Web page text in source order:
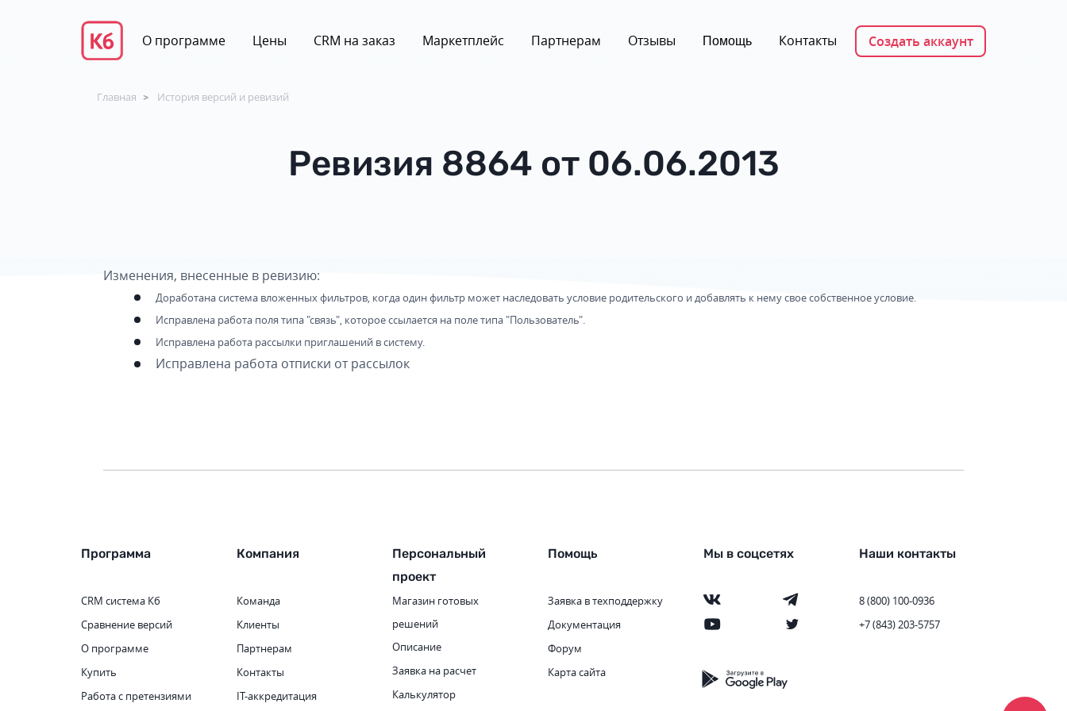
О программе Цены CRM на заказ Маркетплейс Партнерам Отзывы Помощь Контакты Создать аккаунт
Главная > История версий и ревизий
Ревизия 8864 от 06.06.2013
Изменения, внесенные в ревизию:
Доработана система вложенных фильтров, когда один фильтр может наследовать условие родительского и добавлять к нему свое собственное условие.
Исправлена работа поля типа "связь", которое ссылается на поле типа "Пользователь".
Исправлена работа рассылки приглашений в систему.
Исправлена работа отписки от рассылок
Программа
CRM система Кб
Сравнение версий
О программе
Купить
Работа с претензиями
Компания
Команда
Клиенты
Партнерам
Контакты
IT-аккредитация
Персональный
проект
Магазин готовых
решений
Описание
Заявка на расчет
Калькулятор
Помощь
Заявка в техподдержку
Документация
Форум
Карта сайта
Мы в соцсетях Наши контакты
8 (800) 100-0936
+7 (843) 203-5757